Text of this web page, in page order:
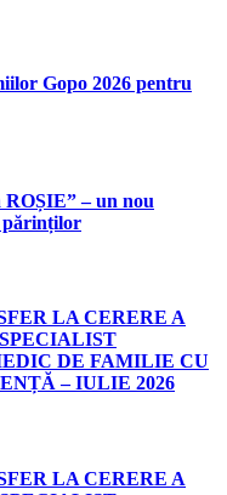
Gopo 2026 pentru
ROȘIE” – un nou
părinților
LA CERERE A
DE FAMILIE CU
– IULIE 2026
LA CERERE A